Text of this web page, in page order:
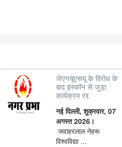
जेएनयूएसयू के विरोध के
बाद इस्कॉन से जुड़ा
कार्यक्रम रद्द
नई दिल्ली, शुक्रवार, 07
अगस्त 2026।
जवाहरलाल नेहरू
विश्वविद्या ...